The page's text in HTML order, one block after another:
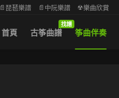
首頁 古筝曲譜
找譜
筝曲伴奏
📄琵琶樂譜 📄中阮樂譜 ☢樂曲欣賞